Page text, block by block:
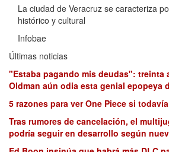
La ciudad de Veracruz se caracteriza
histórico y cultural
Infobae
Últimas noticias
"Estaba pagando mis deudas": treinta
Oldman aún odia esta genial epopeya
5 razones para ver One Piece si
Tras rumores de cancelación, el
podría seguir en desarrollo según